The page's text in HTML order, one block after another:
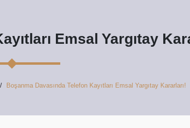
Emsal Yargıtay
Boşanma Davasında Telefon Kayıtları Emsal Yargıtay Kararları!